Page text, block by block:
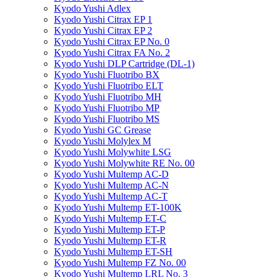
Kyodo Yushi Adlex
Kyodo Yushi Citrax EP 1
Kyodo Yushi Citrax EP 2
Kyodo Yushi Citrax EP No. 0
Kyodo Yushi Citrax FA No. 2
Kyodo Yushi DLP Cartridge (DL-1)
Kyodo Yushi Fluotribo BX
Kyodo Yushi Fluotribo ELT
Kyodo Yushi Fluotribo MH
Kyodo Yushi Fluotribo MP
Kyodo Yushi Fluotribo MS
Kyodo Yushi GC Grease
Kyodo Yushi Molylex M
Kyodo Yushi Molywhite LSG
Kyodo Yushi Molywhite RE No. 00
Kyodo Yushi Multemp AC-D
Kyodo Yushi Multemp AC-N
Kyodo Yushi Multemp AC-T
Kyodo Yushi Multemp ET-100K
Kyodo Yushi Multemp ET-C
Kyodo Yushi Multemp ET-P
Kyodo Yushi Multemp ET-R
Kyodo Yushi Multemp ET-SH
Kyodo Yushi Multemp FZ No. 00
Kyodo Yushi Multemp LRL No. 3